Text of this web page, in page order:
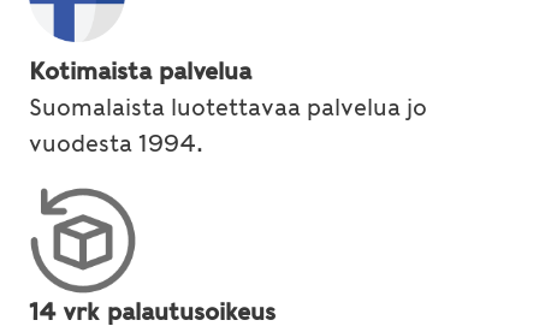
Kotimaista palvelua
Suomalaista luotettavaa palvelua jo
vuodesta 1994.
14 vrk palautusoikeus